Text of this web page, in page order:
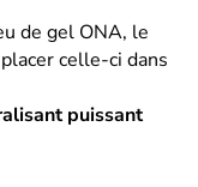
de gel ONA, le
celle-ci dans
puissant